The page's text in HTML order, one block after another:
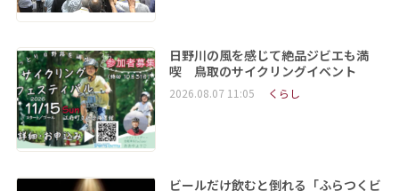
日野川の風を感じて絶品ジビエも満
喫 鳥取のサイクリングイベント
2026.08.07 11:05 くらし
ビールだけ飲むと倒れる「ふらつくビ